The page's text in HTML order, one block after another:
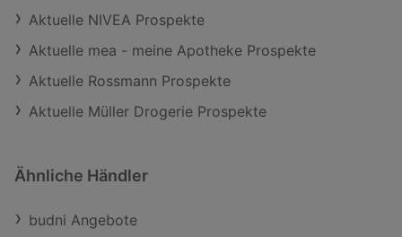
Aktuelle NIVEA Prospekte
Aktuelle mea - meine Apotheke Prospekte
Aktuelle Rossmann Prospekte
Aktuelle Müller Drogerie Prospekte
Ähnliche Händler
budni Angebote